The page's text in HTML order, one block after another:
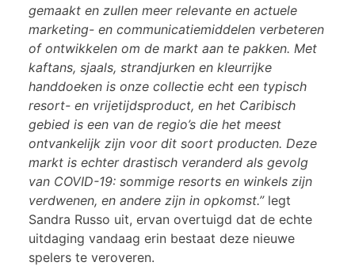
gemaakt en zullen meer relevante en actuele
marketing- en communicatiemiddelen verbeteren
of ontwikkelen om de markt aan te pakken. Met
kaftans, sjaals, strandjurken en kleurrijke
handdoeken is onze collectie echt een typisch
resort- en vrijetijdsproduct, en het Caribisch
gebied is een van de regio’s die het meest
ontvankelijk zijn voor dit soort producten. Deze
markt is echter drastisch veranderd als gevolg
van COVID-19: sommige resorts en winkels zijn
verdwenen, en andere zijn in opkomst.”legt
Sandra Russo uit, ervan overtuigd dat de echte
uitdaging vandaag erin bestaat deze nieuwe
spelers te veroveren.